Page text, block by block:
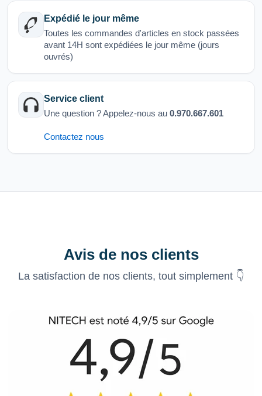
Expédié le jour même
Toutes les commandes d'articles en stock passées
avant 14H sont expédiées le jour même (jours
ouvrés)
Service client
Une question ? Appelez-nous au 0.970.667.601
Contactez nous
Avis de nos clients
La satisfaction de nos clients, tout simplement 👇